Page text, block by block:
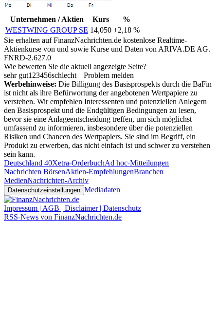
Unternehmen / Aktien Kurs
%
WESTWING GROUP SE 14,050 +2,18 %
Sie erhalten auf FinanzNachrichten.de kostenlose Realtime-
Aktienkurse von und sowie Kurse und Daten von ARIVA.DE AG.
FNRD-2.627.0
Wie bewerten Sie die aktuell angezeigte Seite?
sehr gut1 23456schlecht
Problem melden
Werbehinweise: Die Billigung des Basisprospekts durch die BaFin
ist nicht als ihre Befürwortung der angebotenen Wertpapiere zu
verstehen. Wir empfehlen Interessenten und potenziellen Anlegern
den Basisprospekt und die Endgültigen Bedingungen zu lesen,
bevor sie eine Anlageentscheidung treffen, um sich möglichst
umfassend zu informieren, insbesondere über die potenziellen
Risiken und Chancen des Wertpapiers. Sie sind im Begriff, ein
Produkt zu erwerben, das nicht einfach ist und schwer zu verstehen
sein kann.
Deutschland 40Xetra-OrderbuchAd hoc-Mitteilungen
Nachrichten BörsenAktien-EmpfehlungenBranchen
MedienNachrichten-Archiv
Datenschutzeinstellungen Mediadaten
Impressum | AGB | Disclaimer | Datenschutz
RSS-News von FinanzNachrichten.de